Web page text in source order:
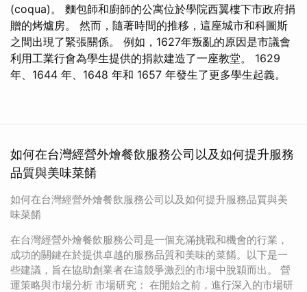
(coqua)。 麵包師和廚師的公寓位於學院西翼樓下市政府捐
贈的烤爐房。 然而，隨著時間的推移，這座城市和科圖斯
之間出現了緊張關係。 例如，1627年叛亂的原因是市議會
利用工業行會為學生提供的捐款建造了一座教堂。 1629
年、1644 年、1648 年和 1657 年發生了更多學生起義。
如何在台灣經營外燴餐飲服務公司以及如何提升服務
品質與美味菜餚
如何在台灣經營外燴餐飲服務公司以及如何提升服務品質與美
味菜餚
在台灣經營外燴餐飲服務公司是一個充滿挑戰和機會的行業，
成功的關鍵在於提供卓越的服務品質和美味的菜餚。以下是一
些建議，旨在協助創業者在這競爭激烈的市場中脫穎而出。 營
運策略與市場分析 市場研究： 在開始之前，進行深入的市場研